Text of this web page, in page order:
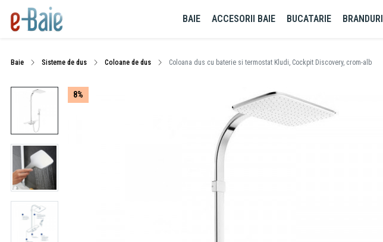
BAIE ACCESORII BAIE BUCATARIE BRANDURI
Baie Sisteme de dus Coloane de dus Coloana dus cu baterie si termostat Kludi, Cockpit Discovery, crom-alb
8%